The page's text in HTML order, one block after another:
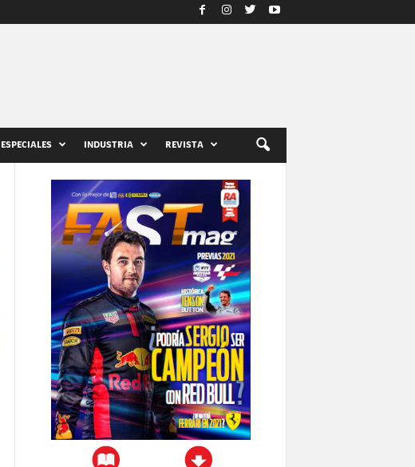
ESPECIALES INDUSTRIA REVISTA